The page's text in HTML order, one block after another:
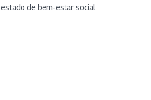
de bem-estar social.